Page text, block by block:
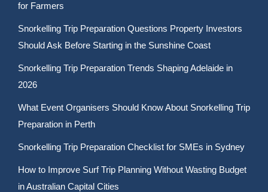
for Farmers
Snorkelling Trip Preparation Questions Property Investors
Should Ask Before Starting in the Sunshine Coast
Snorkelling Trip Preparation Trends Shaping Adelaide in
2026
What Event Organisers Should Know About Snorkelling Trip
Preparation in Perth
Snorkelling Trip Preparation Checklist for SMEs in Sydney
How to Improve Surf Trip Planning Without Wasting Budget
in Australian Capital Cities